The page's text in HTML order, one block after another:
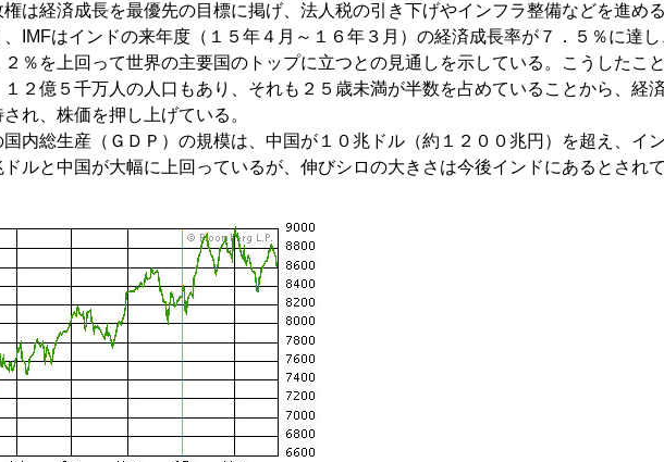
権は経済成長を最優先の目標に掲げ、法人税の引き下げやインフラ整備などを進め
、IMFはインドの来年度（１５年４月～１６年３月）の経済成長率が７．５％に達し
２％を上回って世界の主要国のトップに立つとの見通しを示している。こうしたこ
１２億５千万人の人口もあり、それも２５歳未満が半数を占めていることから、経
れ、株価を押し上げている。
国内総生産（ＧＤＰ）の規模は、中国が１０兆ドル（約１２００兆円）を超え、イ
ルと中国が大幅に上回っているが、伸びシロの大きさは今後インドにあるとされ